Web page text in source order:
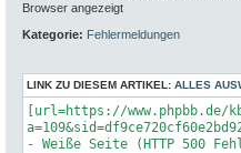
Browser angezeigt
Kategorie: Fehlermeldungen
LINK ZU DIESEM ARTIKEL: ALLES
[url=https://www.phpbb.de/
- Weiße Seite (HTTP 500